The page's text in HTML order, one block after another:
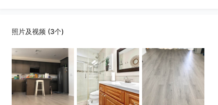
照片及视频 (3个)